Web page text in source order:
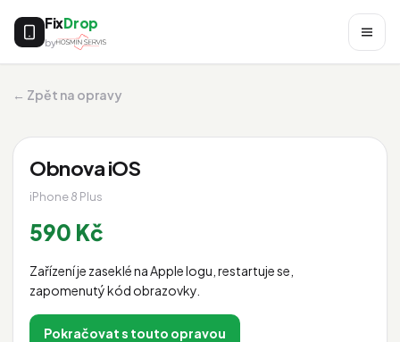
FixDrop
by
← Zpět na opravy
Obnova iOS
iPhone 8 Plus
590 Kč
Zařízení je zaseklé na Apple logu, restartuje se,
zapomenutý kód obrazovky.
Pokračovat s touto opravou